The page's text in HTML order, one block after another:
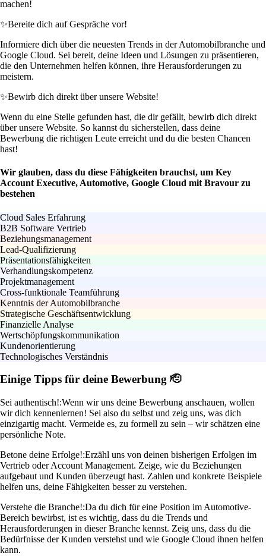
machen!
✨Bereite dich auf Gespräche vor!
Informiere dich über die neuesten Trends in der Automobilbranche und
Google Cloud. Sei bereit, deine Ideen und Lösungen zu präsentieren,
die den Unternehmen helfen können, ihre Herausforderungen zu
meistern.
✨Bewirb dich direkt über unsere Website!
Wenn du eine Stelle gefunden hast, die dir gefällt, bewirb dich direkt
über unsere Website. So kannst du sicherstellen, dass deine
Bewerbung die richtigen Leute erreicht und du die besten Chancen
hast!
Wir glauben, dass du diese Fähigkeiten brauchst, um Key
Account Executive, Automotive, Google Cloud mit Bravour zu
bestehen
Cloud Sales Erfahrung
B2B Software Vertrieb
Beziehungsmanagement
Lead-Qualifizierung
Präsentationsfähigkeiten
Verhandlungskompetenz
Projektmanagement
Cross-funktionale Teamführung
Kenntnis der Automobilbranche
Strategische Geschäftsentwicklung
Finanzielle Analyse
Wertschöpfungskommunikation
Kundenorientierung
Technologisches Verständnis
Einige Tipps für deine Bewerbung 🫡
Sei authentisch!:Wenn wir uns deine Bewerbung anschauen, wollen
wir dich kennenlernen! Sei also du selbst und zeig uns, was dich
einzigartig macht. Vermeide es, zu formell zu sein – wir schätzen eine
persönliche Note.
Betone deine Erfolge!:Erzähl uns von deinen bisherigen Erfolgen im
Vertrieb oder Account Management. Zeige, wie du Beziehungen
aufgebaut und Kunden überzeugt hast. Zahlen und konkrete Beispiele
helfen uns, deine Fähigkeiten besser zu verstehen.
Verstehe die Branche!:Da du dich für eine Position im Automotive-
Bereich bewirbst, ist es wichtig, dass du die Trends und
Herausforderungen in dieser Branche kennst. Zeig uns, dass du die
Bedürfnisse der Kunden verstehst und wie Google Cloud ihnen helfen
kann.